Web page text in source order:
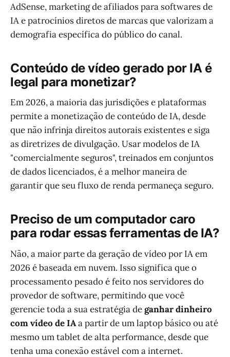
AdSense, marketing de afiliados para softwares de
IA e patrocínios diretos de marcas que valorizam a
demografia específica do público do canal.
Conteúdo de vídeo gerado por IA é
legal para monetizar?
Em 2026, a maioria das jurisdições e plataformas
permite a monetização de conteúdo de IA, desde
que não infrinja direitos autorais existentes e siga
as diretrizes de divulgação. Usar modelos de IA
"comercialmente seguros", treinados em conjuntos
de dados licenciados, é a melhor maneira de
garantir que seu fluxo de renda permaneça seguro.
Preciso de um computador caro
para rodar essas ferramentas de IA?
Não, a maior parte da geração de vídeo por IA em
2026 é baseada em nuvem. Isso significa que o
processamento pesado é feito nos servidores do
provedor de software, permitindo que você
gerencie toda a sua estratégia deganhar dinheiro
com vídeo de IAa partir de um laptop básico ou até
mesmo um tablet de alta performance, desde que
tenha uma conexão estável com a internet.